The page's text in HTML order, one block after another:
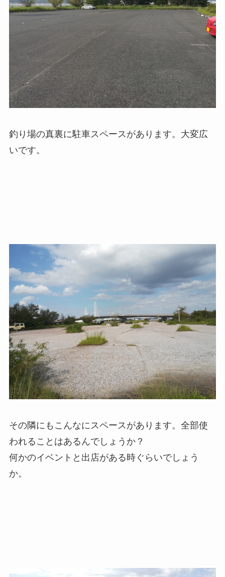
釣り場の真裏に駐車スペースがあります。大変広
いです。
その隣にもこんなにスペースがあります。全部使
われることはあるんでしょうか？
何かのイベントと出店がある時ぐらいでしょう
か。